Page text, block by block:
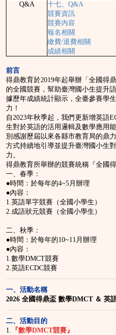
Q&A
十七、Q&A
競賽資訊
競賽內容
報名相關
繳費/退費相關
成績相關
前言
得鼎教育於2019年起舉辦「全國得
的全國競賽，幫助臺灣國小生提升
據歷年成績統計顯示，全臺參賽學
力！
自2023年秋季起，我們更新增英語
生對於英語的活用邏輯及數學應用
別感謝歷屆以來各縣市教育局的鼎
方式持續地引導並提升臺灣國小生
力。
得鼎教育所舉辦的競賽統稱『全國
一、春季：
●時間：於每年的4~5月辦理
●內容：
1.英語單字競賽（全國小學生）
2.成語狀元競賽（全國小學生）
二、秋季：
●時間：於每年的10~11月辦理
●內容：
1.數學DMCT競賽
2.英語ECDC競賽
一、活動名稱
2026 全國得鼎盃 數學DMCT ＆ 英
二、活動目的
1. 『數學DMCT競賽』